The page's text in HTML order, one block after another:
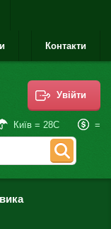
Контакти
Увійти
Київ = 28С =